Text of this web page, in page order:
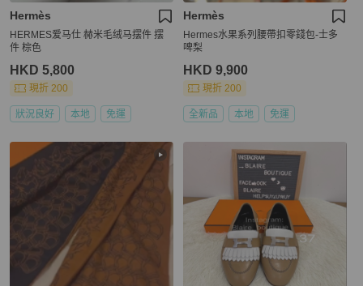
Hermès
HERMES爱马仕 赫米毛绒马摆件 摆
件 棕色
HKD 5,800
現折 200
狀況良好 本地 免運
Hermès
Hermes水果系列腰帶扣零錢包-士多
啤梨
HKD 9,900
現折 200
全新品 本地 免運